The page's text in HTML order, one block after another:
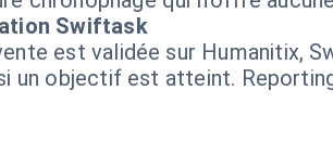
Swiftask
est validée sur Humanitix,
un objectif est atteint.